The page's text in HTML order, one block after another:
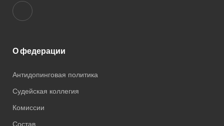
О федерации
Антидопинговая политика
Судейская коллегия
Комисcии
Состав